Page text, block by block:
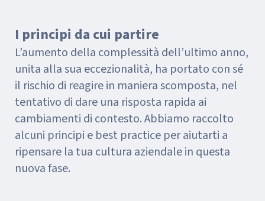
I principi da cui partire
L’aumento della complessità dell’ultimo anno,
unita alla sua eccezionalità, ha portato con sé
il rischio di reagire in maniera scomposta, nel
tentativo di dare una risposta rapida ai
cambiamenti di contesto. Abbiamo raccolto
alcuni principi e best practice per aiutarti a
ripensare la tua cultura aziendale in questa
nuova fase.